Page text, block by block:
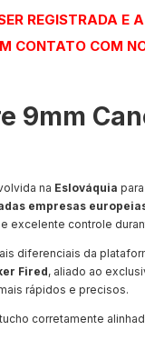
REGISTRADA E
CONTATO COM
9mm
na Eslováquia
empresas
excelente controle
diferenciais da
Fired, aliado ao
rápidos e precisos.
corretamente